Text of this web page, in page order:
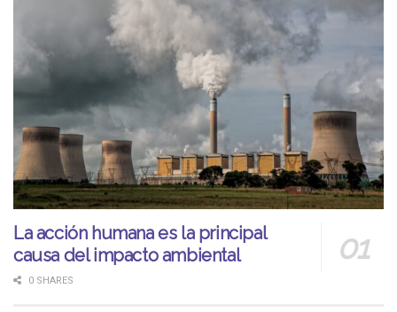
La acción humana es la principal
causa del impacto ambiental
0 SHARES